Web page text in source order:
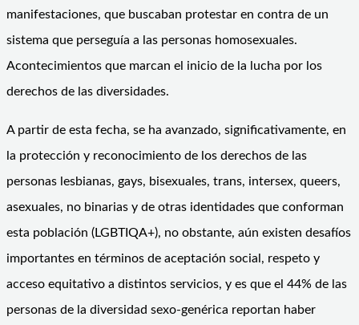
manifestaciones, que buscaban protestar en contra de un
sistema que perseguía a las personas homosexuales.
Acontecimientos que marcan el inicio de la lucha por los
derechos de las diversidades.
A partir de esta fecha, se ha avanzado, significativamente, en
la protección y reconocimiento de los derechos de las
personas lesbianas, gays, bisexuales, trans, intersex, queers,
asexuales, no binarias y de otras identidades que conforman
esta población (LGBTIQA+), no obstante, aún existen desafíos
importantes en términos de aceptación social, respeto y
acceso equitativo a distintos servicios, y es que el 44% de las
personas de la diversidad sexo-genérica reportan haber